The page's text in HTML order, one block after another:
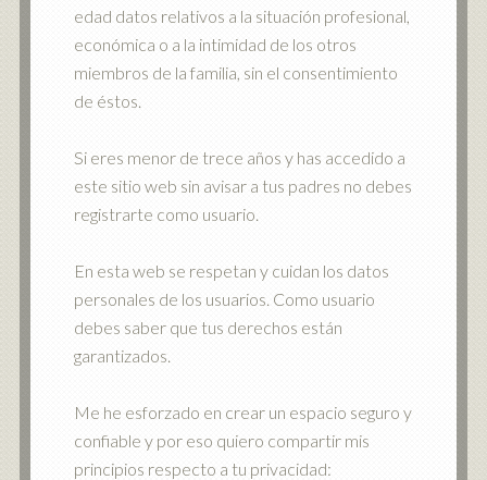
edad datos relativos a la situación profesional,
económica o a la intimidad de los otros
miembros de la familia, sin el consentimiento
de éstos.
Si eres menor de trece años y has accedido a
este sitio web sin avisar a tus padres no debes
registrarte como usuario.
En esta web se respetan y cuidan los datos
personales de los usuarios. Como usuario
debes saber que tus derechos están
garantizados.
Me he esforzado en crear un espacio seguro y
confiable y por eso quiero compartir mis
principios respecto a tu privacidad: